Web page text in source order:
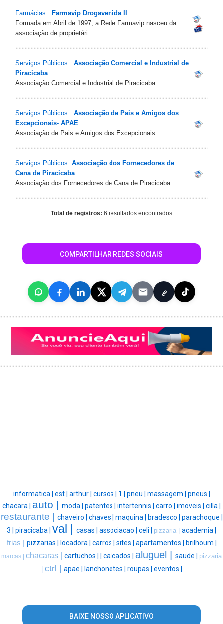
Farmácias:
Farmavip Drogavenida II
Formada em Abril de 1997, a Rede Farmavip nasceu da
associação de proprietári
Serviços Públicos: Associação Comercial e Industrial de
Piracicaba
Associação Comercial e Industrial de Piracicaba
Serviços Públicos: Associação de Pais e Amigos dos
Excepcionais- APAE
Associação de Pais e Amigos dos Excepcionais
Serviços Públicos: Associação dos Fornecedores de
Cana de Piracicaba
Associação dos Fornecedores de Cana de Piracicaba
Total de registros: 6 resultados encontrados
COMPARTILHAR REDES SOCIAIS
informatica | est | arthur | cursos | 1 | pneu | massagem | pneus |
chacara | auto | moda | patentes | intertennis | carro | imoveis | cilla |
restaurante | chaveiro | chaves | maquina | bradesco | parachoque |
3 | piracicaba | val | casas | associacao | celi | pizzaria | academia |
frias | pizzarias | locadora | carros | sites | apartamentos | brilhoum |
marcas | chacaras | cartuchos | calcados | aluguel | saude | pizzaria
ctrl | apae | lanchonetes | roupas | eventos |
BAIXE NOSSO APLICATIVO